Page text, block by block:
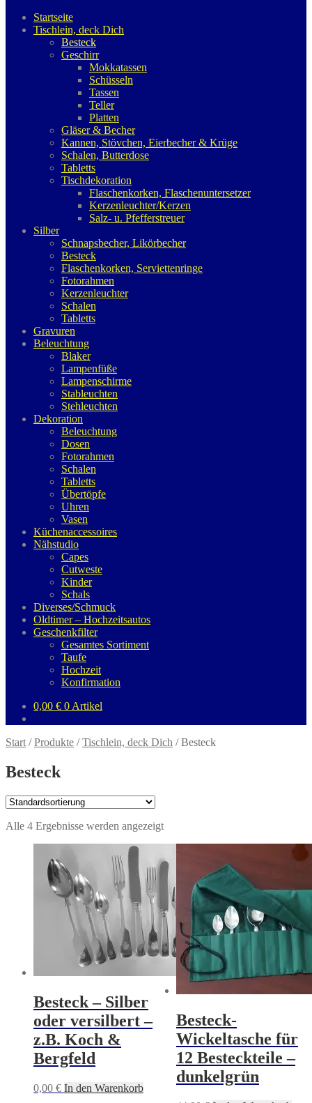
Startseite
Tischlein, deck Dich
Besteck
Geschirr
Mokkatassen
Schüsseln
Tassen
Teller
Platten
Gläser & Becher
Kannen, Stövchen, Eierbecher & Krüge
Schalen, Butterdose
Tabletts
Tischdekoration
Flaschenkorken, Flaschenuntersetzer
Kerzenleuchter/Kerzen
Salz- u. Pfefferstreuer
Silber
Schnapsbecher, Likörbecher
Besteck
Flaschenkorken, Serviettenringe
Fotorahmen
Kerzenleuchter
Schalen
Tabletts
Gravuren
Beleuchtung
Blaker
Lampenfüße
Lampenschirme
Stableuchten
Stehleuchten
Dekoration
Beleuchtung
Dosen
Fotorahmen
Schalen
Tabletts
Übertöpfe
Uhren
Vasen
Küchenaccessoires
Nähstudio
Capes
Cutweste
Kinder
Schals
Diverses/Schmuck
Oldtimer – Hochzeitsautos
Geschenkfilter
Gesamtes Sortiment
Taufe
Hochzeit
Konfirmation
0,00 € 0 Artikel
Start /Produkte /Tischlein, deck Dich /Besteck
Besteck
Alle 4 Ergebnisse werden angezeigt
Besteck – Silber
oder versilbert –
z.B. Koch &
Bergfeld
0,00 € In den Warenkorb
Besteck-
Wickeltasche für
12 Besteckteile –
dunkelgrün